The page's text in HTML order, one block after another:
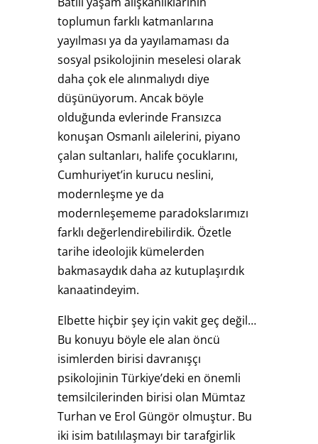
toplumun farklı katmanlarına
yayılması ya da yayılamaması da
sosyal psikolojinin meselesi olarak
daha çok ele alınmalıydı diye
düşünüyorum. Ancak böyle
olduğunda evlerinde Fransızca
konuşan Osmanlı ailelerini, piyano
çalan sultanları, halife çocuklarını,
Cumhuriyet’in kurucu neslini,
modernleşme ye da
modernleşememe paradokslarımızı
farklı değerlendirebilirdik. Özetle
tarihe ideolojik kümelerden
bakmasaydık daha az kutuplaşırdık
kanaatindeyim.
Elbette hiçbir şey için vakit geç değil…
Bu konuyu böyle ele alan öncü
isimlerden birisi davranışçı
psikolojinin Türkiye’deki en önemli
temsilcilerinden birisi olan Mümtaz
Turhan ve Erol Güngör olmuştur. Bu
iki isim batılılaşmayı bir tarafgirlik